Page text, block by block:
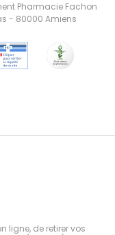
Pharmacie Fachon
- 80000 Amiens
ligne, de retirer vos